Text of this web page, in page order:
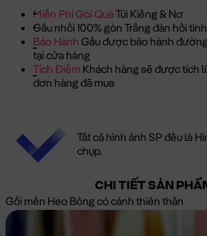
Miễn Phí Gói QuàTúi Kiếng & Nơ
Gấu nhồi 100% gòn Trắng đàn hồi
Bảo Hành Gấu được bảo hành
tại cửa hàng
Tích Điểm Khách hàng sẽ được tích
đơn hàng đã mua
Tất cả hình ảnh SP đều là
chụp.
CHI TIẾT SẢN
Gối mền Heo Bông có cánh thiên thần